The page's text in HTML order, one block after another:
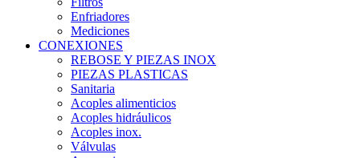
Enfriadores
Mediciones
CONEXIONES
REBOSE Y PIEZAS INOX
PIEZAS PLASTICAS
Sanitaria
Acoples alimenticios
Acoples hidráulicos
Acoples inox.
Válvulas